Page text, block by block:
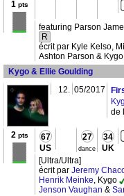
1 pts
featuring Parson
R
écrit par Kyle Kelso,
Ashton Parson & Kygo
Kygo & Ellie Goulding
12. 05/2017
de
2 pts 67
US
27
dance
34
UK
[Ultra/Ultra]
écrit par Jeremy
Henrik Meinke, Kygo
Jenson Vaughan &